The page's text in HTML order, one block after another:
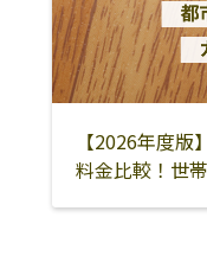
大垣ガス株式会
川地商店
西美濃農協 ふれ
あいプラザ
【2026年度
料金比較！世